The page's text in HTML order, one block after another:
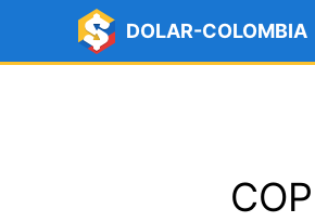
DOLAR-COLOMBIA